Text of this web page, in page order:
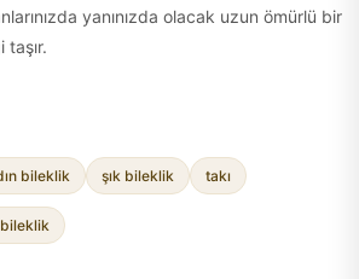
yanınızda olacak uzun ömürlü bir
bileklik şık bileklik takı